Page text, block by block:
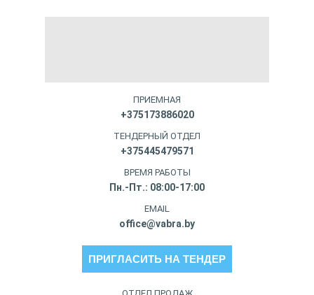
ПРИЕМНАЯ
+375173886020
ТЕНДЕРНЫЙ ОТДЕЛ
+375445479571
ВРЕМЯ РАБОТЫ
Пн.-Пт.: 08:00-17:00
EMAIL
office@vabra.by
ПРИГЛАСИТЬ НА ТЕНДЕР